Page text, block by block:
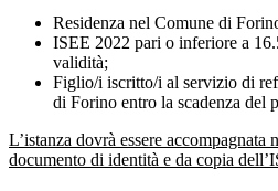
Residenza nel Comune di
ISEE 2022 pari o inferiore a
validità;
Figlio/i iscritto/i al servizio di
di Forino entro la scadenza del
L’istanza dovrà essere accompagnata
documento di identità e da copia